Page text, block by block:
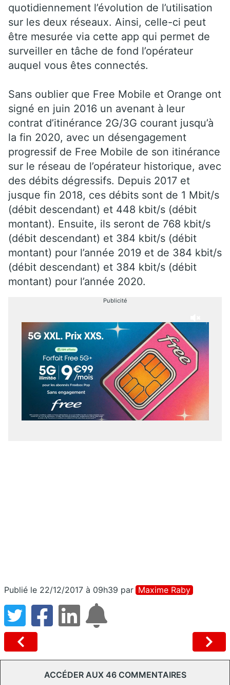
quotidiennement l’évolution de l’utilisation
sur les deux réseaux. Ainsi, celle-ci peut
être mesurée via cette app qui permet de
surveiller en tâche de fond l’opérateur
auquel vous êtes connectés.
Sans oublier que Free Mobile et Orange ont
signé en juin 2016 un avenant à leur
contrat d’itinérance 2G/3G courant jusqu’à
la fin 2020, avec un désengagement
progressif de Free Mobile de son itinérance
sur le réseau de l’opérateur historique, avec
des débits dégressifs. Depuis 2017 et
jusque fin 2018, ces débits sont de 1 Mbit/s
(débit descendant) et 448 kbit/s (débit
montant). Ensuite, ils seront de 768 kbit/s
(débit descendant) et 384 kbit/s (débit
montant) pour l’année 2019 et de 384 kbit/s
(débit descendant) et 384 kbit/s (débit
montant) pour l’année 2020.
Publicité
Publié le 22/12/2017 à 09h39 par Maxime Raby
ACCÉDER AUX 46 COMMENTAIRES